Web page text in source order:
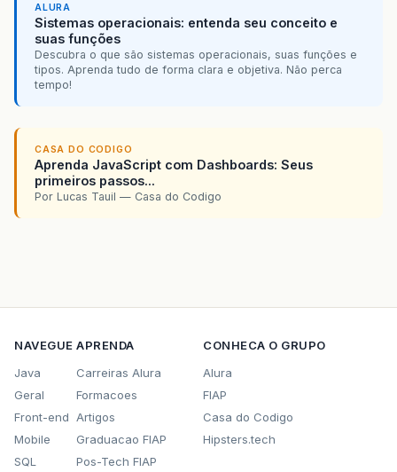
ALURA
Sistemas operacionais: entenda seu conceito e
suas funções
Descubra o que são sistemas operacionais, suas funções e
tipos. Aprenda tudo de forma clara e objetiva. Não perca
tempo!
CASA DO CODIGO
Aprenda JavaScript com Dashboards: Seus
primeiros passos...
Por Lucas Tauil — Casa do Codigo
NAVEGUE
Java
Geral
Front-end
Mobile
SQL
APRENDA
Carreiras Alura
Formacoes
Artigos
Graduacao FIAP
Pos-Tech FIAP
CONHECA O GRUPO
Alura
FIAP
Casa do Codigo
Hipsters.tech